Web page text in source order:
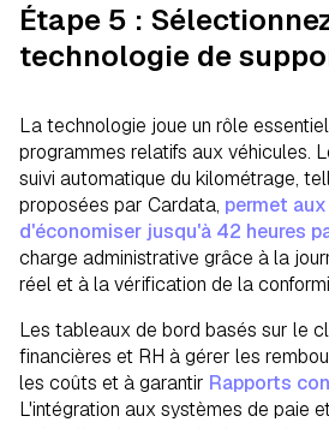
Étape 5 :
technologie de
La technologie joue un rôle
programmes relatifs aux véhicules.
suivi automatique du kilométrage,
proposées par Cardata, permet
d'économiser jusqu'à 42 heures
charge administrative grâce à la
réel et à la vérification de la
Les tableaux de bord basés sur le
financières et RH à gérer les
les coûts et à garantir Rapports
L'intégration aux systèmes de paie